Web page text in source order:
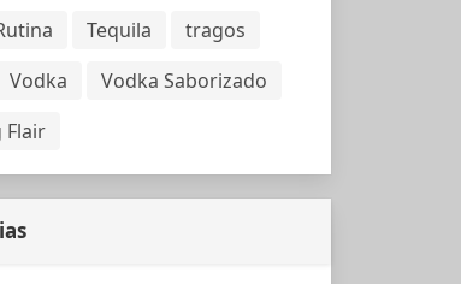
Tequila
tragos
Vodka
Vodka Saborizado
Flair